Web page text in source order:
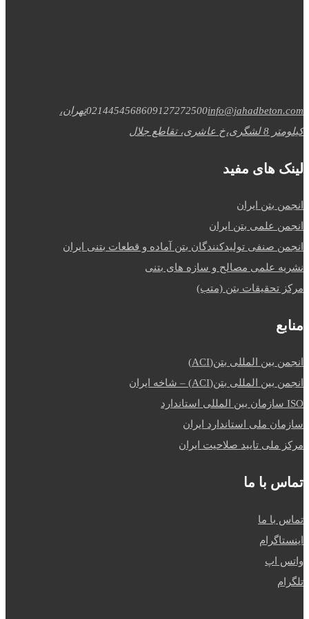
0214454568609127272500info@jahadbeton.com
تهران،
کیلومتر 8 لشگری،خ عاشری، تقاطع جلال
لینک های مفید
انجمن بتن ایران
انجمن علمی بتن ایران
انجمن صنفی تولیدکنندگان بتن آماده و قطعات بتنی ایران
نشریه علمی مصالح و سازه های بتنی
مرکز تحقیقات بتن (متب)
منابع
انجمن بین المللی بتن(ACI)
انجمن بین المللی بتن(ACI) – شاخه ایران
ISO سازمان بین المللی استاندارد
سازمان ملی استاندارد ایران
مرکز ملی تایید صلاحیت ایران
تماس با ما
تماس با ما
اینستاگرام
واتس اپ
تلگرام